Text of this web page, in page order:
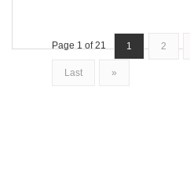
Page 1 of 21 1 2
Last »